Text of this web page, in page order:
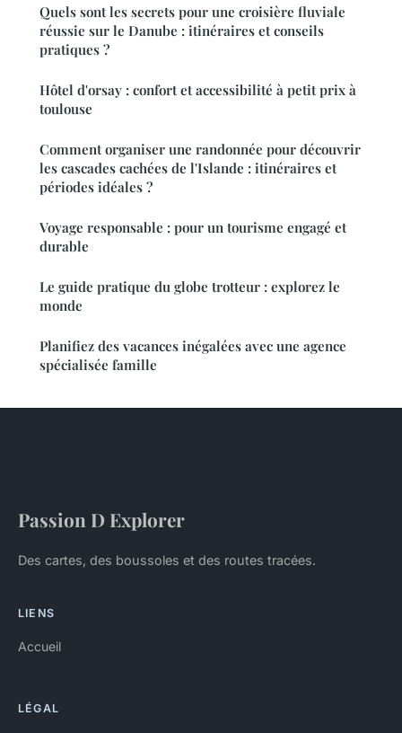
Quels sont les secrets pour une croisière fluviale
réussie sur le Danube : itinéraires et conseils
pratiques ?
Hôtel d'orsay : confort et accessibilité à petit prix à
toulouse
Comment organiser une randonnée pour découvrir
les cascades cachées de l'Islande : itinéraires et
périodes idéales ?
Voyage responsable : pour un tourisme engagé et
durable
Le guide pratique du globe trotteur : explorez le
monde
Planifiez des vacances inégalées avec une agence
spécialisée famille
Passion D Explorer
Des cartes, des boussoles et des routes tracées.
LIENS
Accueil
LÉGAL